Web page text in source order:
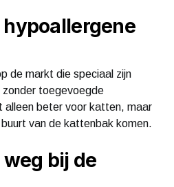
hypoallergene
de markt die speciaal zijn
toegevoegde
alleen beter voor katten, maar
van de kattenbak komen.
bij de